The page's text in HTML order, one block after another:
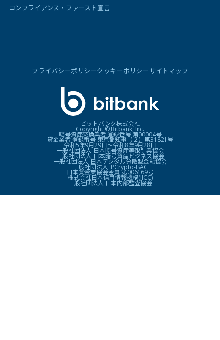
コンプライアンス・ファースト宣言
プライバシーポリシークッキーポリシーサイトマップ
ビットバンク株式会社
Copyright © Bitbank, Inc.
暗号資産交換業者 登録番号 第00004号
貸金業者 登録番号 東京都知事（２）第31821号
令和5年9月29日〜令和8年9月28日
一般社団法人 日本暗号資産等取引業協会
一般社団法人 日本暗号資産ビジネス協会
一般社団法人 日本デジタル分散型金融協会
一般社団法人 JPCrypto-ISAC
日本貸金業協会会員 第006169号
株式会社日本信用情報機構(JICC)
一般社団法人 日本内部監査協会